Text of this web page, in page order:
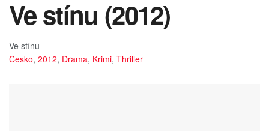
Ve stínu (2012)
Ve stínu
Česko, 2012, Drama, Krimi, Thriller